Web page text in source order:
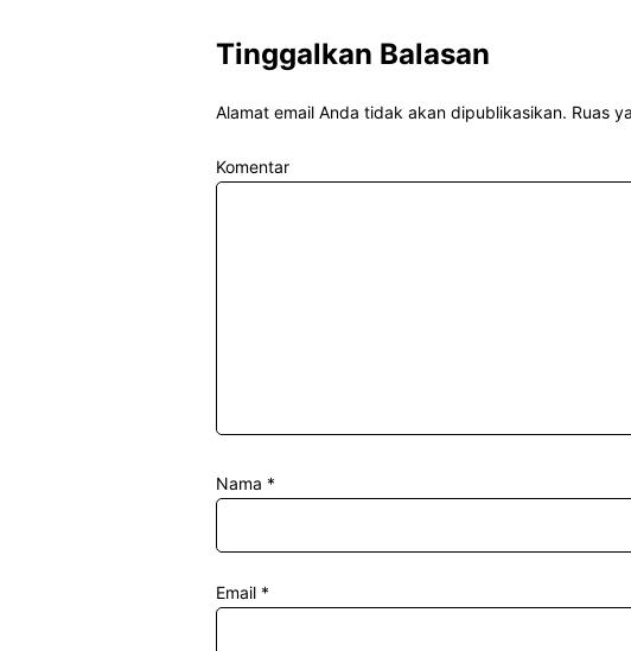
Tinggalkan Balasan
Alamat email Anda tidak akan dipublikasikan. Ruas
Komentar
Nama *
Email *